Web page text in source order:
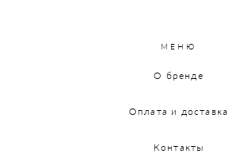
МЕНЮ
О бренде
Оплата и доставка
Контакты